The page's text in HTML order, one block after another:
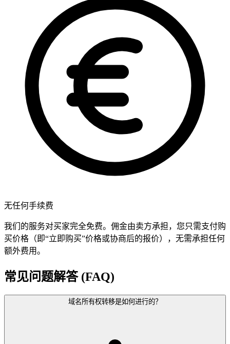
无任何手续费
我们的服务对买家完全免费。佣金由卖方承担，您只需支付购
买价格（即“立即购买”价格或协商后的报价），无需承担任何
额外费用。
常见问题解答 (FAQ)
域名所有权转移是如何进行的？